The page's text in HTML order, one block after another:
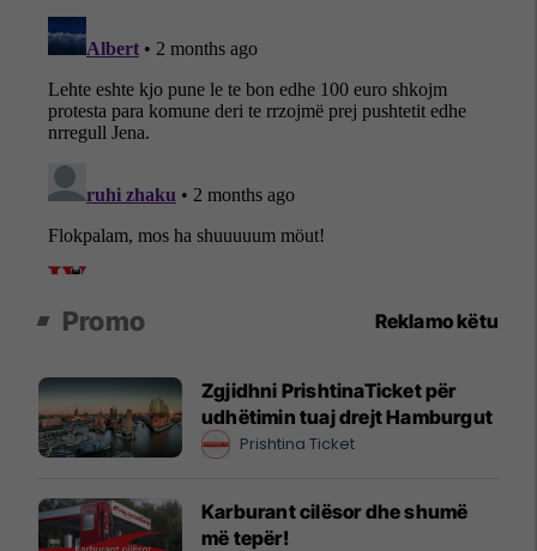
Promo Reklamo këtu
Zgjidhni PrishtinaTicket për
udhëtimin tuaj drejt Hamburgut
Prishtina Ticket
Karburant cilësor dhe shumë
më tepër!